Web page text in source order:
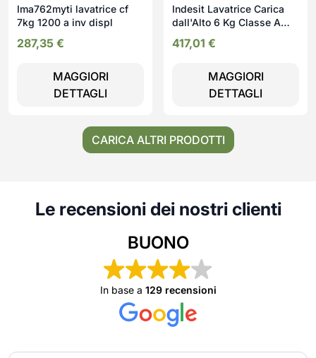
Ima762myti lavatrice cf
7kg 1200 a inv displ
287,35 €
MAGGIORI
DETTAGLI
Indesit Lavatrice Carica
dall'Alto 6 Kg Classe A
Centrifuga 1200 giri Wi-Fi
BTW S6261P IT
417,01 €
MAGGIORI
DETTAGLI
CARICA ALTRI PRODOTTI
Le recensioni dei nostri clienti
BUONO
In base a 129 recensioni